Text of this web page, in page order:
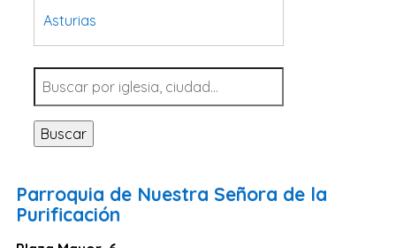
Asturias
Tarragona
Navarra
Valladolid
Sevilla
Santa Cruz de Tenerife
Buscar
Parroquia de Nuestra Señora de la
Purificación